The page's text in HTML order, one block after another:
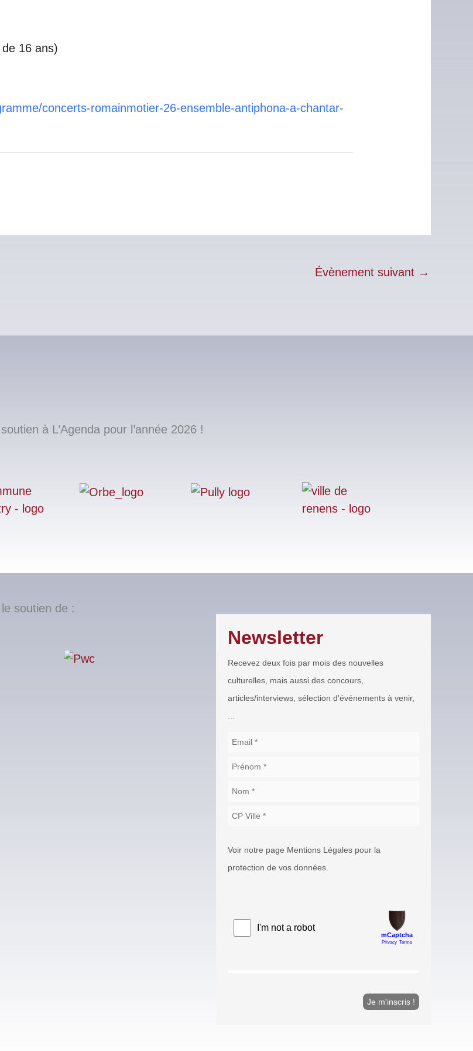
16 ans)
concerts-romainmotier-26-ensemble-antiphona-a-chantar-
Évènement suivant →
à L’Agenda pour l’année 2026 !
soutien de :
Newsletter
Recevez deux fois par mois des nouvelles
culturelles, mais aussi des concours,
articles/interviews, sélection d'événements à venir,
Voir notre page Mentions Légales pour la
protection de vos données.